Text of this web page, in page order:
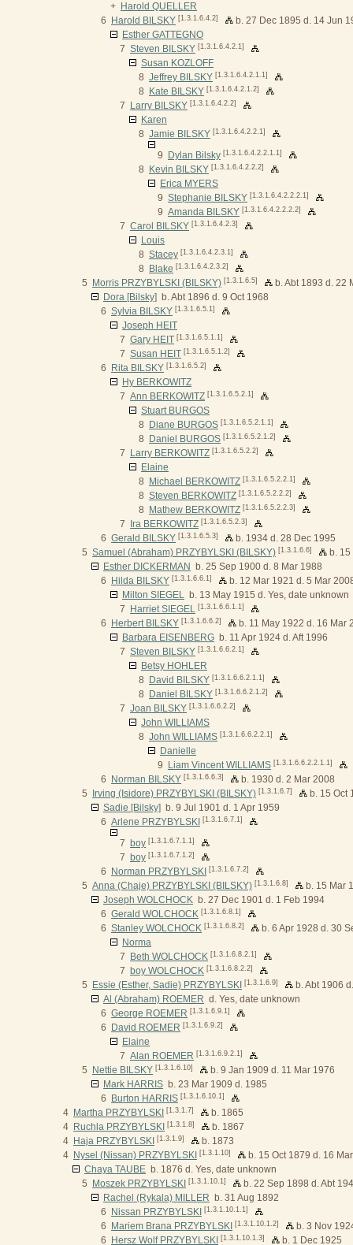
+ Harold QUELLER
6
Harold BILSKY [1.3.1.6.4.2]
b. 27 Dec 1895 d. 14 Jun
Esther GATTEGNO
7 Steven BILSKY [1.3.1.6.4.2.1]
Susan KOZLOFF
8 Jeffrey BILSKY [1.3.1.6.4.2.1.1]
8 Kate BILSKY [1.3.1.6.4.2.1.2]
7 Larry BILSKY [1.3.1.6.4.2.2]
Karen
8 Jamie BILSKY [1.3.1.6.4.2.2.1]
9 Dylan Bilsky [1.3.1.6.4.2.2.1.1]
8 Kevin BILSKY [1.3.1.6.4.2.2.2]
Erica MYERS
9 Stephanie BILSKY [1.3.1.6.4.2.2.2.1]
9 Amanda BILSKY [1.3.1.6.4.2.2.2.2]
7 Carol BILSKY [1.3.1.6.4.2.3]
Louis
8 Stacey [1.3.1.6.4.2.3.1]
8 Blake [1.3.1.6.4.2.3.2]
5 Morris PRZYBYLSKI (BILSKY) [1.3.1.6.5]
b. Abt 1893 d. 22
Dora [Bilsky] b. Abt 1896 d. 9 Oct 1968
6 Sylvia BILSKY [1.3.1.6.5.1]
Joseph HEIT
7 Gary HEIT [1.3.1.6.5.1.1]
7 Susan HEIT [1.3.1.6.5.1.2]
6 Rita BILSKY [1.3.1.6.5.2]
Hy BERKOWITZ
7 Ann BERKOWITZ [1.3.1.6.5.2.1]
Stuart BURGOS
8
Diane BURGOS [1.3.1.6.5.2.1.1]
8 Daniel BURGOS [1.3.1.6.5.2.1.2]
7 Larry BERKOWITZ [1.3.1.6.5.2.2]
Elaine
8
Michael BERKOWITZ [1.3.1.6.5.2.2.1]
8 Steven BERKOWITZ [1.3.1.6.5.2.2.2]
8 Mathew BERKOWITZ [1.3.1.6.5.2.2.3]
7 Ira BERKOWITZ [1.3.1.6.5.2.3]
6 Gerald BILSKY [1.3.1.6.5.3]
b. 1934 d. 28 Dec 1995
5 Samuel (Abraham) PRZYBYLSKI (BILSKY) [1.3.1.6.6]
b.
Esther DICKERMAN
b. 25 Sep 1900 d. 8 Mar 1988
6
Hilda BILSKY [1.3.1.6.6.1]
b. 12 Mar 1921 d. 5 Mar
Milton SIEGEL b. 13 May 1915 d. Yes, date unknown
7
Harriet SIEGEL [1.3.1.6.6.1.1]
6 Herbert BILSKY [1.3.1.6.6.2]
b. 11 May 1922 d. 16 Mar
Barbara EISENBERG b. 11 Apr 1924 d. Aft 1996
7 Steven BILSKY [1.3.1.6.6.2.1]
Betsy HOHLER
8
David BILSKY [1.3.1.6.6.2.1.1]
8 Daniel BILSKY [1.3.1.6.6.2.1.2]
7 Joan BILSKY [1.3.1.6.6.2.2]
John WILLIAMS
8 John WILLIAMS [1.3.1.6.6.2.2.1]
Danielle
9
Liam Vincent WILLIAMS [1.3.1.6.6.2.2.1.1]
6 Norman BILSKY [1.3.1.6.6.3]
b. 1930 d. 2 Mar 2008
5
Irving (Isidore) PRZYBYLSKI (BILSKY) [1.3.1.6.7]
b. 15 Oct
Sadie [Bilsky] b. 9 Jul 1901 d. 1 Apr 1959
6 Arlene PRZYBYLSKI [1.3.1.6.7.1]
7 boy [1.3.1.6.7.1.1]
7 boy [1.3.1.6.7.1.2]
6 Norman PRZYBYLSKI [1.3.1.6.7.2]
5 Anna (Chaje) PRZYBYLSKI (BILSKY) [1.3.1.6.8]
b. 15 Mar
Joseph WOLCHOCK b. 27 Dec 1901 d. 1 Feb 1994
6 Gerald WOLCHOCK [1.3.1.6.8.1]
6 Stanley WOLCHOCK [1.3.1.6.8.2]
b. 6 Apr 1928 d. 30
Norma
7
Beth WOLCHOCK [1.3.1.6.8.2.1]
7 boy WOLCHOCK [1.3.1.6.8.2.2]
5 Essie (Esther, Sadie) PRZYBYLSKI [1.3.1.6.9]
b. Abt 1906
Al (Abraham) ROEMER d. Yes, date unknown
6 George ROEMER [1.3.1.6.9.1]
6 David ROEMER [1.3.1.6.9.2]
Elaine
7 Alan ROEMER [1.3.1.6.9.2.1]
5 Nettie BILSKY [1.3.1.6.10]
b. 9 Jan 1909 d. 11 Mar 1976
Mark HARRIS b. 23 Mar 1909 d. 1985
6
Burton HARRIS [1.3.1.6.10.1]
4 Martha PRZYBYLSKI [1.3.1.7]
b. 1865
4 Ruchla PRZYBYLSKI [1.3.1.8]
b. 1867
4 Haja PRZYBYLSKI [1.3.1.9]
b. 1873
4 Nysel (Nissan) PRZYBYLSKI [1.3.1.10]
b. 15 Oct 1879 d. 16
Chaya TAUBE b. 1876 d. Yes, date unknown
5
Moszek PRZYBYLSKI [1.3.1.10.1]
b. 22 Sep 1898 d. Abt
Rachel (Rykala) MILLER b. 31 Aug 1892
6
Nissan PRZYBYLSKI [1.3.1.10.1.1]
6 Mariem Brana PRZYBYLSKI [1.3.1.10.1.2]
b. 3 Nov
6
Hersz Wolf PRZYBYLSKI [1.3.1.10.1.3] b. 1 Dec 1925